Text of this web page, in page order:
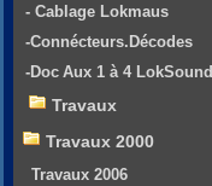
- Cablage Lokmaus
-Connécteurs.Décodes
-Doc Aux 1 à 4 LokSound
Travaux
Travaux 2000
Travaux 2006